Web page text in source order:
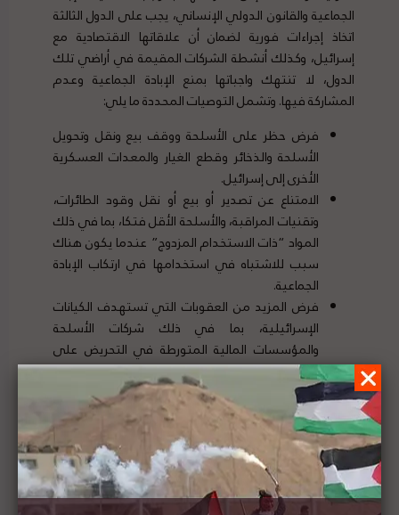
الجماعية والقانون الدولي الإنساني، يجب على الدول الثالثة
اتخاذ إجراءات فورية لضمان أن علاقاتها الاقتصادية مع
إسرائيل، وكذلك أنشطة الشركات المقيمة في أراضي تلك
الدول، لا تنتهك واجباتها بمنع الإبادة الجماعية وعدم
المشاركة فيها. وتشمل التوصيات المحددة ما يلي:
فرض حظر على الأسلحة ووقف بيع ونقل وتحويل
الأسلحة والذخائر وقطع الغيار والمعدات العسكرية
الأخرى إلى إسرائيل.
الامتناع عن تصدير أو بيع أو نقل وقود الطائرات،
وتقنيات المراقبة، والأسلحة الأقل فتكا، بما في ذلك
المواد “ذات الاستخدام المزدوج” عندما يكون هناك
سبب للاشتباه في استخدامها في ارتكاب الإبادة
الجماعية.
فرض المزيد من العقوبات التي تستهدف الكيانات
الإسرائيلية، بما في ذلك شركات الأسلحة
والمؤسسات المالية المتورطة في التحريض على
الإبادة الجماعية.
مسؤوليات الشركات
وتؤكد الدراسة أن الشركات لديها مسؤوليات مستقلة عن
إجراءات وأنظمة دولها الأصلية. يجب على الشركات التي تبيع
الأسلحة والذخائر والتكنولوجيا والنفط والوقود وخدمات
الاستخبارات وغيرها من الإمدادات العسكرية لحكومة